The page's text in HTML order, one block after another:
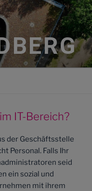
IT-Bereich?
der Geschäftsstelle
Personal. Falls Ihr
seid
ein sozial und
mit ihrem